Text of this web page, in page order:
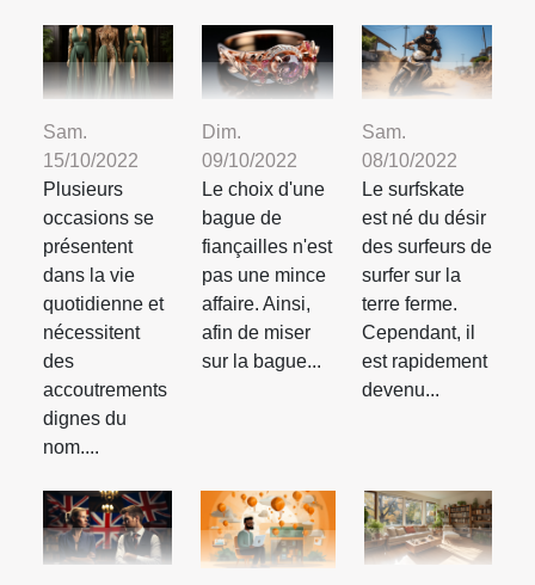
Sam.
15/10/2022
Plusieurs
occasions se
présentent
dans la vie
quotidienne et
nécessitent
des
accoutrements
dignes du
nom....
Dim.
09/10/2022
Le choix d'une
bague de
fiançailles n'est
pas une mince
affaire. Ainsi,
afin de miser
sur la bague...
Sam.
08/10/2022
Le surfskate
est né du désir
des surfeurs de
surfer sur la
terre ferme.
Cependant, il
est rapidement
devenu...